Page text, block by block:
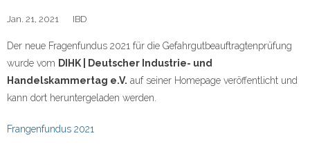
- - Begehungen
- - Gefahrstoffe
- Gefahrguttransport
Jan. 21, 2021 IBD
Der neue Fragenfundus 2021 für die Gefahrgutbeauftragtenprüfung
wurde vom DIHK | Deutscher Industrie- und
Handelskammertag e.V. auf seiner Homepage veröffentlicht und
kann dort heruntergeladen werden.
Frangenfundus 2021